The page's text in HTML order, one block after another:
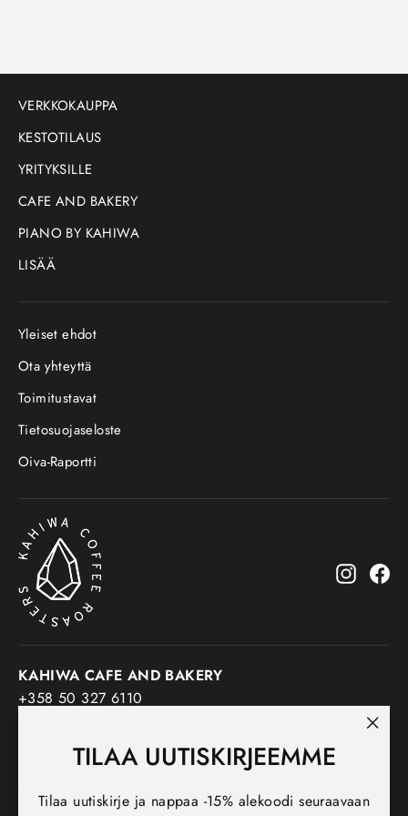
TILAA UUTISKIRJEEMME
Tilaa uutiskirje ja nappaa -15% alekoodi seuraavaan
VERKKOKAUPPA
KESTOTILAUS
YRITYKSILLE
CAFE AND BAKERY
PIANO BY KAHIWA
LISÄÄ
Yleiset ehdot
Ota yhteyttä
Toimitustavat
Tietosuojaseloste
Oiva-Raportti
KAHIWA CAFE AND BAKERY
+358 50 327 6110
+358 50 382 7484